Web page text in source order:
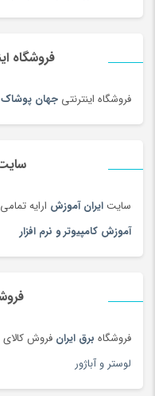
فروشگاه
فروشگاه اینترنتی جهان پوشاک
سایت ایران آموزش ارایه
آموزش کامپیوتر و نرم افزار
فروشگاه برق ایران فروش
لوستر و آباژور